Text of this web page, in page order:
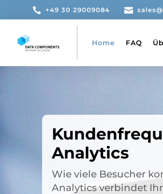
 +49 30 29009084 
Home FAQ
Analytics
Wie viele Besucher
Analytics verbindet